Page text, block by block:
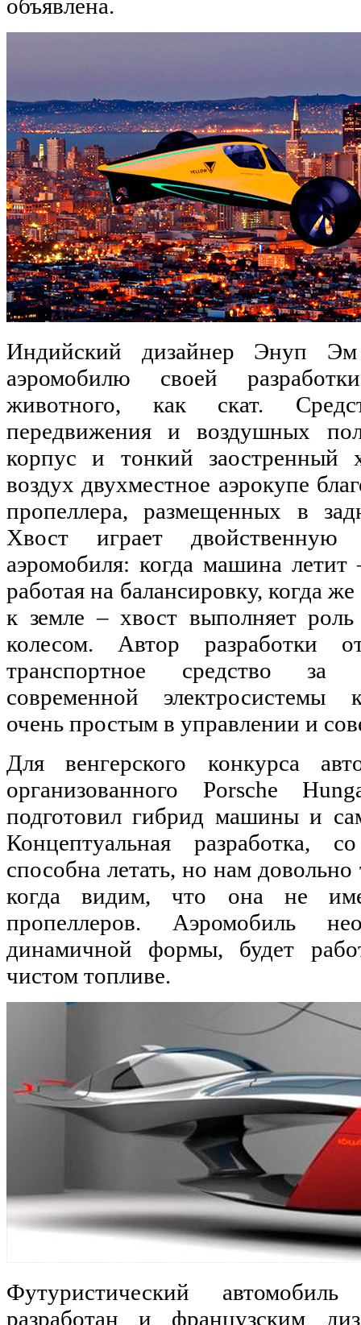
объявлена.
Индийский дизайнер Энуп
аэромобилю своей
животного, как скат.
передвижения и воздушных
корпус и тонкий заостренный
воздух двухместное аэрокупе
пропеллера, размещенных в
Хвост играет
аэромобиля: когда машина
работая на балансировку, когда
к земле – хвост выполняет
колесом. Автор разработки
транспортное средство за
современной электросистемы
очень простым в управлении и
Для венгерского конкурса
организованного Porsche
подготовил гибрид машины и
Концептуальная разработка,
способна летать, но нам
когда видим, что она не
пропеллеров. Аэромобиль
динамичной формы, будет
чистом топливе.
Футуристический
разработан и французским